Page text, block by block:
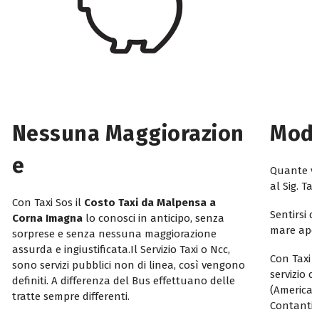
Nessuna Maggiorazion
E
Con Taxi Sos il Costo Taxi da Malpensa a
Corna Imagna lo conosci in anticipo, senza
sorprese e senza nessuna maggiorazione
assurda e ingiustificata.Il Servizio Taxi o Ncc,
sono servizi pubblici non di linea, così vengono
definiti. A differenza del Bus effettuano delle
tratte sempre differenti.
Quante
al Sig.
Sentirsi
mare
Con
servizio